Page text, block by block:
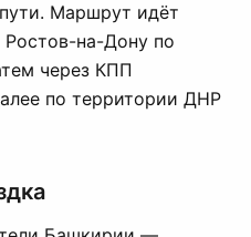
Маршрут идёт
Ростов-на-Дону по
через КПП
по территории ДНР